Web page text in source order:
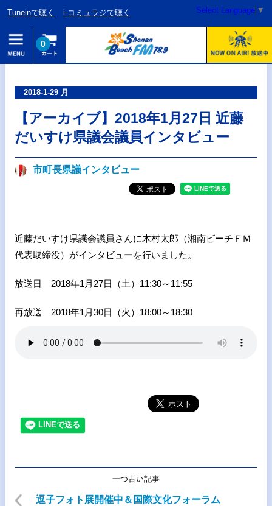
Tuneinで聴く i-コミュラジで聴く Select Language ▼
0
2018-1-29 月
【アーカイブ】2018年1月27日 近藤
だいすけ県議会議員インタビュー
市町長県議インタビュー
近藤だいすけ県議会議員さんに木村太郎（湘南ビーチＦＭ
代表取締役）がインタビューを行いました。
放送日 2018年1月27日（土） 11:30～ 11:55
再放送 2018年1月30日（火） 18:00～ 18:30
一つ古い記事
逗子フォト展開催中＆国際文化フォーラム